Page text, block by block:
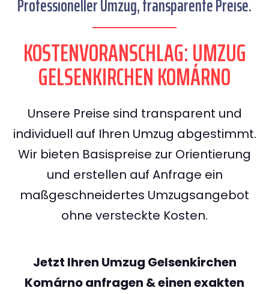
Professioneller Umzug, transparente Preise.
KOSTENVORANSCHLAG: UMZUG
GELSENKIRCHEN KOMÁRNO
Unsere Preise sind transparent und
individuell auf Ihren Umzug abgestimmt.
Wir bieten Basispreise zur Orientierung
und erstellen auf Anfrage ein
maßgeschneidertes Umzugsangebot
ohne versteckte Kosten.
Jetzt Ihren Umzug Gelsenkirchen
Komárno anfragen & einen exakten